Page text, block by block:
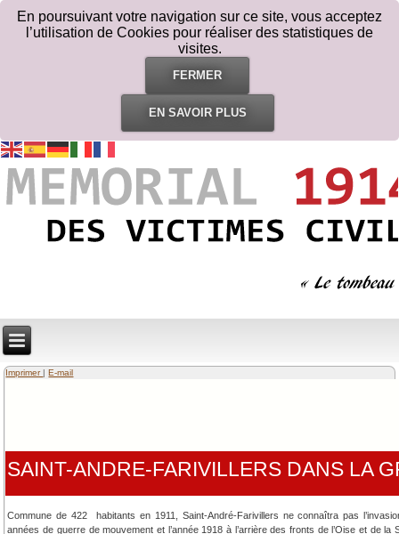
En poursuivant votre navigation sur ce site, vous acceptez
l’utilisation de Cookies pour réaliser des statistiques de
visites.
FERMER
EN SAVOIR PLUS
Imprimer E-mail
SAINT-ANDRE-FARIVILLERS DANS LA
Commune de 422 habitants en 1911, Saint-André-Farivillers ne connaîtra pas
années de guerre de mouvement et l’année 1918 à l’arrière des fronts de l’Oise et de